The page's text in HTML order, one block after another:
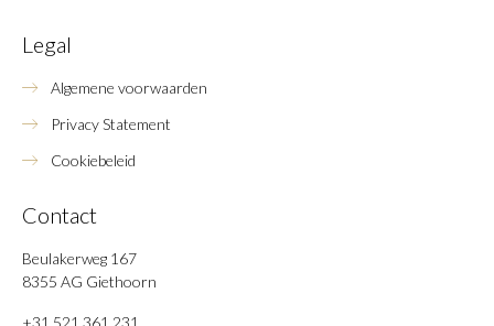
Legal
Algemene voorwaarden
Privacy Statement
Cookiebeleid
Contact
Beulakerweg 167
8355 AG Giethoorn
+31 521 361 231